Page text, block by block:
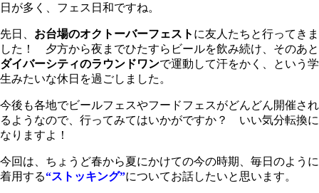
日が多く、フェス日和ですね。
先日、 お台場のオクトーバーフェスト に友人たちと行ってきま
した！ 夕方から夜までひたすらビールを飲み続け、そのあと
ダイバーシティのラウンドワンで運動して汗をかく、という学
生みたいな休日を過ごしました。
今後も各地でビールフェスやフードフェスがどんどん開催され
るようなので、行ってみてはいかがですか？ いい気分転換に
なりますよ！
今回は、ちょうど春から夏にかけての今の時期、毎日のように
着用する“ストッキング”についてお話したいと思います。